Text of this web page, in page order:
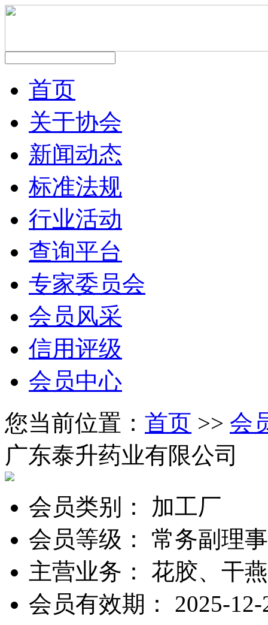
首页
关于协会
新闻动态
标准法规
行业活动
查询平台
专家委员会
会员风采
信用评级
会员中心
您当前位置： 首页 >> 会
广东泰升药业有限公司
会员类别：
加工厂
会员等级：
常务副理
主营业务：
花胶、干
会员有效期：
2025-